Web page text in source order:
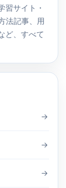
習サイト・
法記事、用
ど、すべて
→
→
→